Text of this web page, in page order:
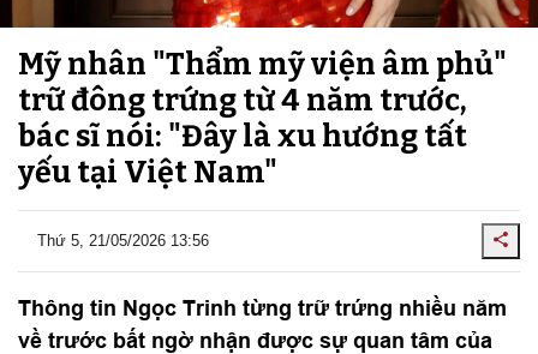
Mỹ nhân "Thẩm mỹ viện âm phủ"
trữ đông trứng từ 4 năm trước,
bác sĩ nói: "Đây là xu hướng tất
yếu tại Việt Nam"
Thứ 5, 21/05/2026 13:56
Thông tin Ngọc Trinh từng trữ trứng nhiều năm
về trước bất ngờ nhận được sự quan tâm của